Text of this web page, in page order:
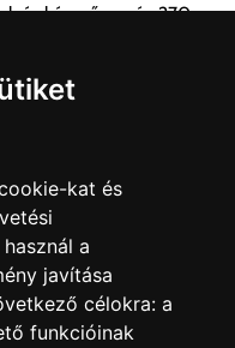
kat és
a
javítása
célokra: a
funkcióinak
ismeri, rendelés esetén
a költséget az Ön által
vissza, úgy a
a terméket
átvételre való
NEM, VAGY CSAK
ÉS
és kézművesség 270
és tisztán tartja a
a Timeline vagy
dizájn világát
acél beakasztható
fa furnérral